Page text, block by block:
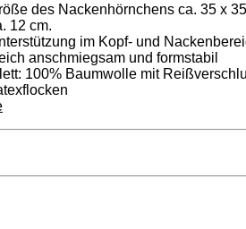
des Nackenhörnchens ca. 35 x
12 cm.
im Kopf- und
anschmiegsam und formstabil
100% Baumwolle mit